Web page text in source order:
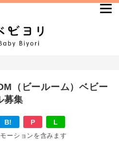
（ビールーム）ベビー
募集
B! P L
ーションを含みます